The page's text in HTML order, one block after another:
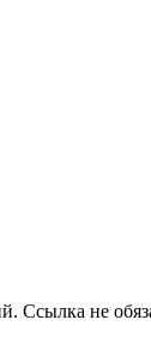
Ссылка не